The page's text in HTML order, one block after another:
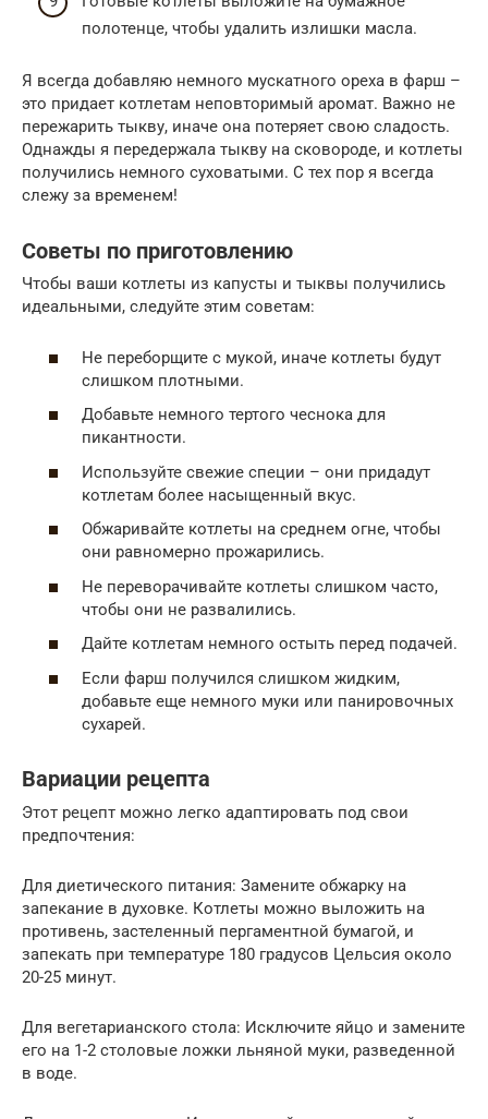
полотенце, чтобы удалить излишки масла.
Я всегда добавляю немного мускатного ореха в фарш –
это придает котлетам неповторимый аромат. Важно не
пережарить тыкву, иначе она потеряет свою сладость.
Однажды я передержала тыкву на сковороде, и котлеты
получились немного суховатыми. С тех пор я всегда
слежу за временем!
Советы по приготовлению
Чтобы ваши котлеты из капусты и тыквы получились
идеальными, следуйте этим советам:
Не переборщите с мукой, иначе котлеты будут
слишком плотными.
Добавьте немного тертого чеснока для
пикантности.
Используйте свежие специи – они придадут
котлетам более насыщенный вкус.
Обжаривайте котлеты на среднем огне, чтобы
они равномерно прожарились.
Не переворачивайте котлеты слишком часто,
чтобы они не развалились.
Дайте котлетам немного остыть перед подачей.
Если фарш получился слишком жидким,
добавьте еще немного муки или панировочных
сухарей.
Вариации рецепта
Этот рецепт можно легко адаптировать под свои
предпочтения:
Для диетического питания: Замените обжарку на
запекание в духовке. Котлеты можно выложить на
противень, застеленный пергаментной бумагой, и
запекать при температуре 180 градусов Цельсия около
20-25 минут.
Для вегетарианского стола: Исключите яйцо и замените
его на 1-2 столовые ложки льняной муки, разведенной
в воде.